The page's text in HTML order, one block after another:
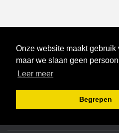
Onze website maakt gebruik
maar we slaan geen
Leer meer
Begrepen